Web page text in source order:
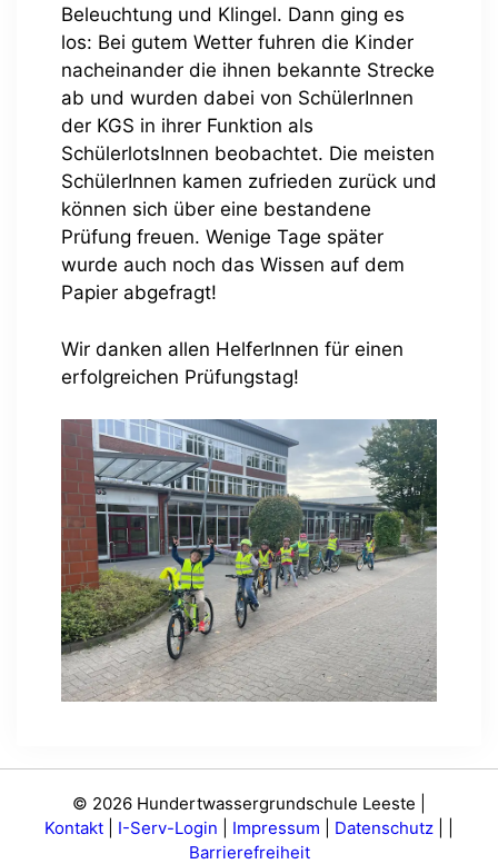
Beleuchtung und Klingel. Dann ging es
los: Bei gutem Wetter fuhren die Kinder
nacheinander die ihnen bekannte Strecke
ab und wurden dabei von SchülerInnen
der KGS in ihrer Funktion als
SchülerlotsInnen beobachtet. Die meisten
SchülerInnen kamen zufrieden zurück und
können sich über eine bestandene
Prüfung freuen. Wenige Tage später
wurde auch noch das Wissen auf dem
Papier abgefragt!
Wir danken allen HelferInnen für einen
erfolgreichen Prüfungstag!
© 2026 Hundertwassergrundschule Leeste |
Kontakt
I-Serv-Login Impressum Datenschutz
Barrierefreiheit